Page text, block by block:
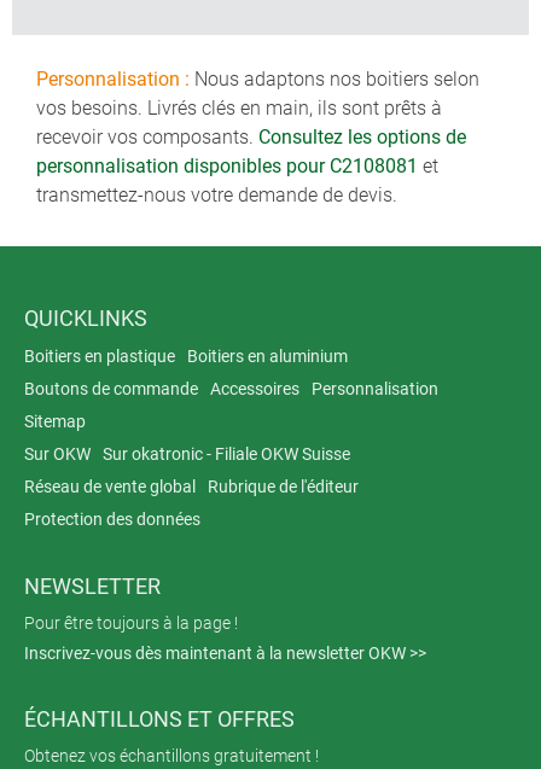
Personnalisation : Nous adaptons nos boitiers selon
vos besoins. Livrés clés en main, ils sont prêts à
recevoir vos composants. Consultez les options de
personnalisation disponibles pour C2108081 et
transmettez-nous votre demande de devis.
QUICKLINKS
Boitiers en plastique
Boitiers en aluminium
Boutons de commande
Accessoires
Personnalisation
Sitemap
Sur OKW
Sur okatronic - Filiale OKW Suisse
Réseau de vente global
Rubrique de l'éditeur
Protection des données
NEWSLETTER
Pour être toujours à la page !
Inscrivez-vous dès maintenant à la newsletter OKW >>
ÉCHANTILLONS ET OFFRES
Obtenez vos échantillons gratuitement !